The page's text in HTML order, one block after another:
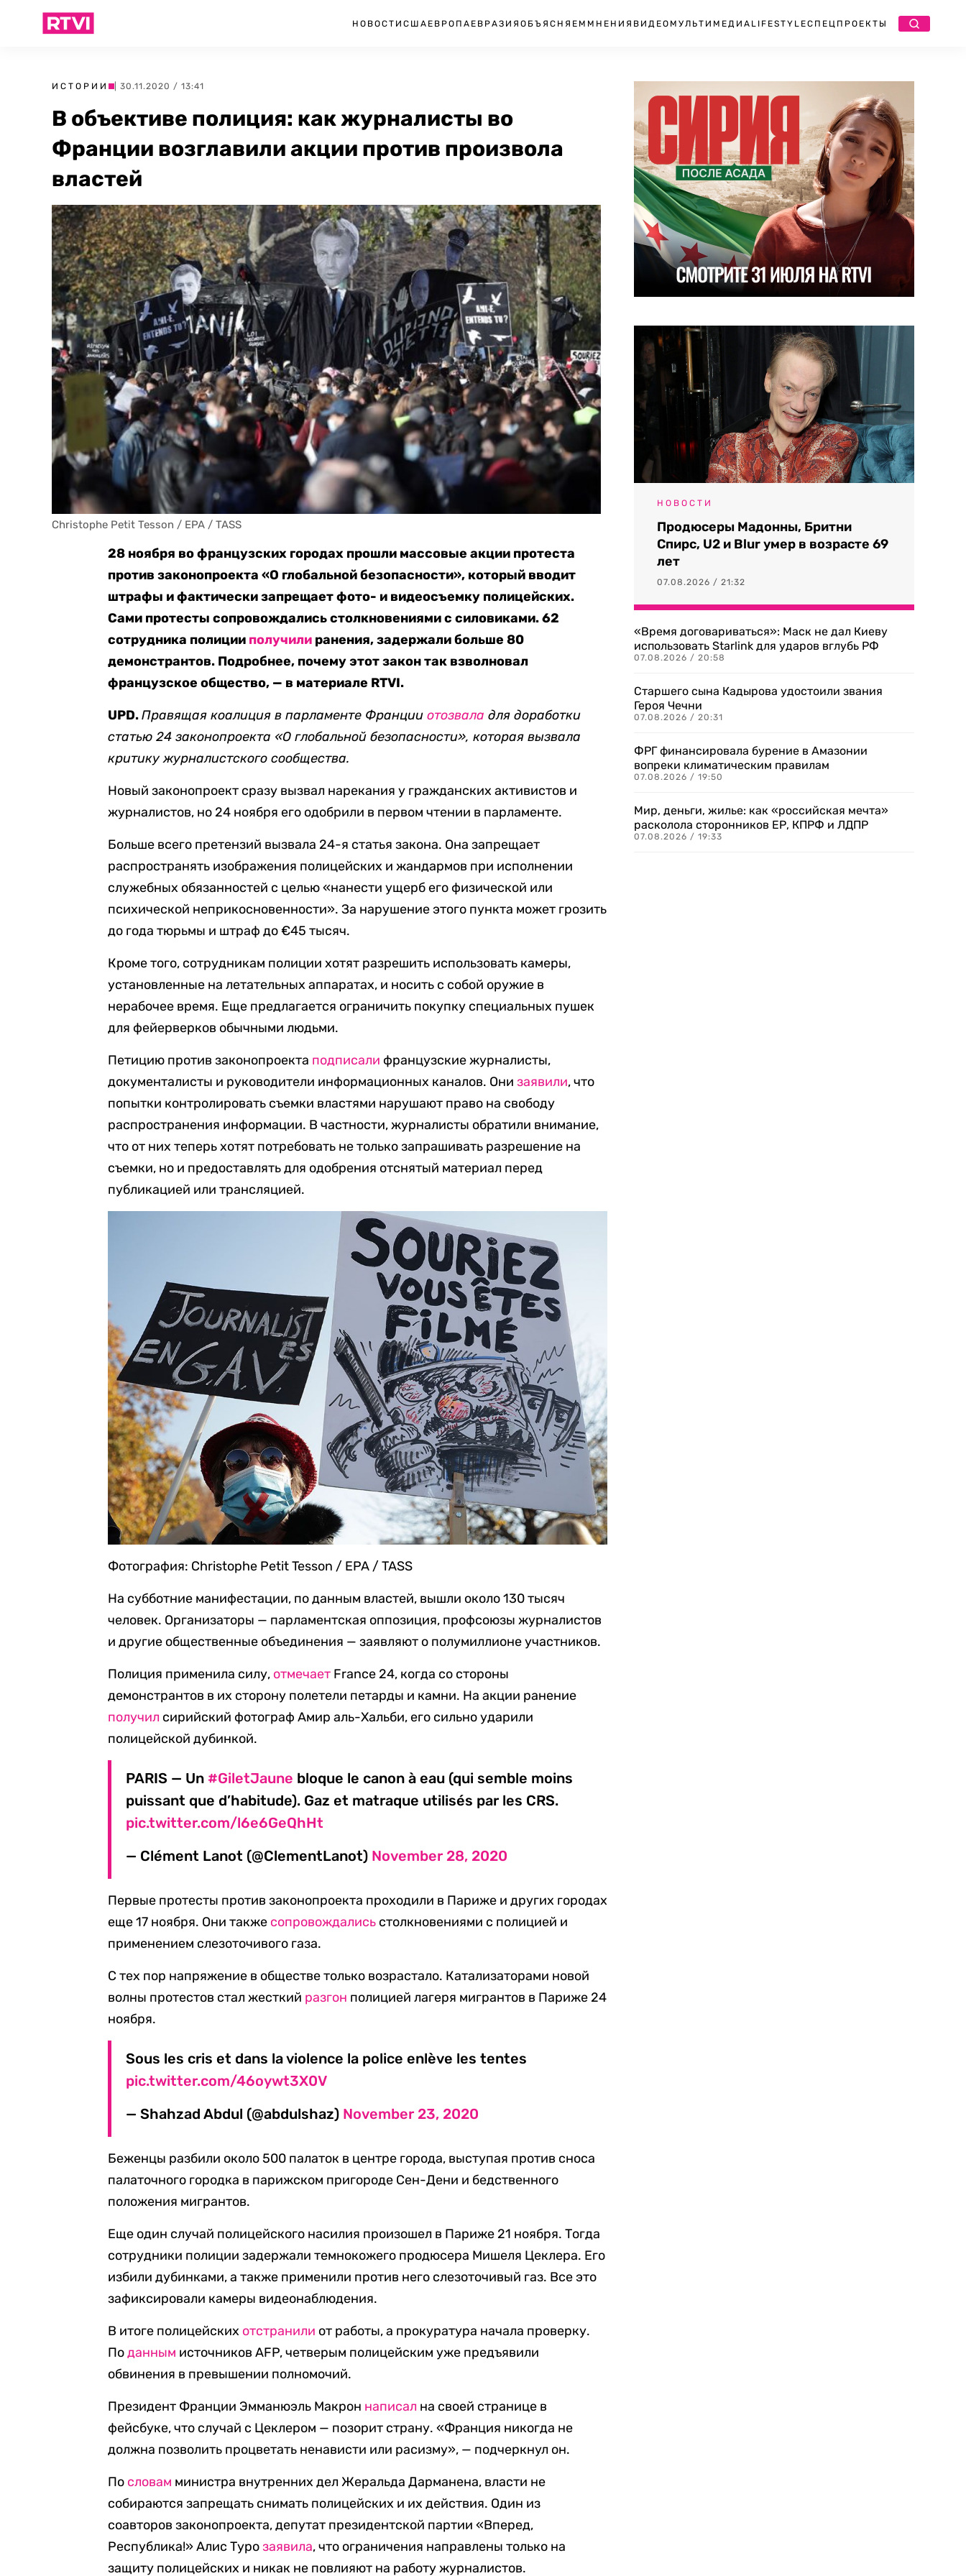
НОВОСТИ США ЕВРОПА ЕВРАЗИЯ ОБЪЯСНЯЕМ МНЕНИЯ ВИДЕО МУЛЬТИМЕДИА LIFESTYLEСПЕЦПРОЕКТЫ
ИСТОРИИ | 30.11.2020 / 13:41
В объективе полиция: как журналисты во
Франции возглавили акции против произвола
властей
Christophe Petit Tesson / EPA / TASS
28 ноября во французских городах прошли массовые акции протеста
против законопроекта «О глобальной безопасности», который вводит
штрафы и фактически запрещает фото- и видеосъемку полицейских.
Сами протесты сопровождались столкновениями с силовиками. 62
сотрудника полиции получили ранения, задержали больше 80
демонстрантов. Подробнее, почему этот закон так взволновал
французское общество, — в материале RTVI.
UPD.Правящая коалиция в парламенте Франции отозвала для доработки
статью 24 законопроекта «О глобальной безопасности», которая вызвала
критику журналистского сообщества.
Новый законопроект сразу вызвал нарекания у гражданских активистов и
журналистов, но 24 ноября его одобрили в первом чтении в парламенте.
Больше всего претензий вызвала 24-я статья закона. Она запрещает
распространять изображения полицейских и жандармов при исполнении
служебных обязанностей с целью «нанести ущерб его физической или
психической неприкосновенности». За нарушение этого пункта может грозить
до года тюрьмы и штраф до €45 тысяч.
Кроме того, сотрудникам полиции хотят разрешить использовать камеры,
установленные на летательных аппаратах, и носить с собой оружие в
нерабочее время. Еще предлагается ограничить покупку специальных пушек
для фейерверков обычными людьми.
Петицию против законопроекта подписали французские журналисты,
документалисты и руководители информационных каналов. Они заявили, что
попытки контролировать съемки властями нарушают право на свободу
распространения информации. В частности, журналисты обратили внимание,
что от них теперь хотят потребовать не только запрашивать разрешение на
съемки, но и предоставлять для одобрения отснятый материал перед
публикацией или трансляцией.
Фотография: Christophe Petit Tesson / EPA / TASS
На субботние манифестации, по данным властей, вышли около 130 тысяч
человек. Организаторы — парламентская оппозиция, профсоюзы журналистов
и другие общественные объединения — заявляют о полумиллионе участников.
Полиция применила силу, отмечает France 24, когда со стороны
демонстрантов в их сторону полетели петарды и камни. На акции ранение
получил сирийский фотограф Амир аль-Хальби, его сильно ударили
полицейской дубинкой.
PARIS — Un #GiletJaune bloque le canon à eau (qui semble moins
puissant que d’habitude). Gaz et matraque utilisés par les CRS.
pic.twitter.com/l6e6GeQhHt
— Clément Lanot (@ClementLanot) November 28, 2020
Первые протесты против законопроекта проходили в Париже и других городах
еще 17 ноября. Они также сопровождались столкновениями с полицией и
применением слезоточивого газа.
С тех пор напряжение в обществе только возрастало. Катализаторами новой
волны протестов стал жесткий разгон полицией лагеря мигрантов в Париже 24
ноября.
Sous les cris et dans la violence la police enlève les tentes
pic.twitter.com/46oywt3X0V
— Shahzad Abdul (@abdulshaz) November 23, 2020
Беженцы разбили около 500 палаток в центре города, выступая против сноса
палаточного городка в парижском пригороде Сен-Дени и бедственного
положения мигрантов.
Еще один случай полицейского насилия произошел в Париже 21 ноября. Тогда
сотрудники полиции задержали темнокожего продюсера Мишеля Цеклера. Его
избили дубинками, а также применили против него слезоточивый газ. Все это
зафиксировали камеры видеонаблюдения.
В итоге полицейских отстранили от работы, а прокуратура начала проверку.
Поданным источников AFP, четверым полицейским уже предъявили
обвинения в превышении полномочий.
Президент Франции Эмманюэль Макрон написал на своей странице в
фейсбуке, что случай с Цеклером — позорит страну. «Франция никогда не
должна позволить процветать ненависти или расизму», — подчеркнул он.
По словам министра внутренних дел Жеральда Дарманена, власти не
собираются запрещать снимать полицейских и их действия. Один из
соавторов законопроекта, депутат президентской партии «Вперед,
Республика!» Алис Турозаявила, что ограничения направлены только на
защиту полицейских и никак не повлияют на работу журналистов.
НОВОСТИ
Продюсеры Мадонны, Бритни
Спирс, U2 и Blur умер в возрасте 69
лет
07.08.2026 / 21:32
«Время договариваться»: Маск не дал Киеву
использовать Starlink для ударов вглубь РФ
07.08.2026 / 20:58
Старшего сына Кадырова удостоили звания
Героя Чечни
07.08.2026 / 20:31
ФРГ финансировала бурение в Амазонии
вопреки климатическим правилам
07.08.2026 / 19:50
Мир, деньги, жилье: как «российская мечта»
расколола сторонников ЕР, КПРФ и ЛДПР
07.08.2026 / 19:33